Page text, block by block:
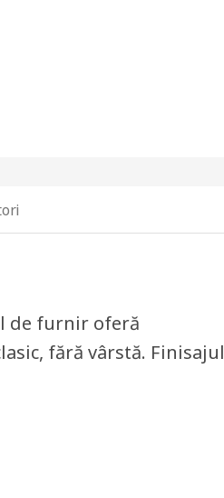
de furnir oferă
fără vârstă. Finisajul